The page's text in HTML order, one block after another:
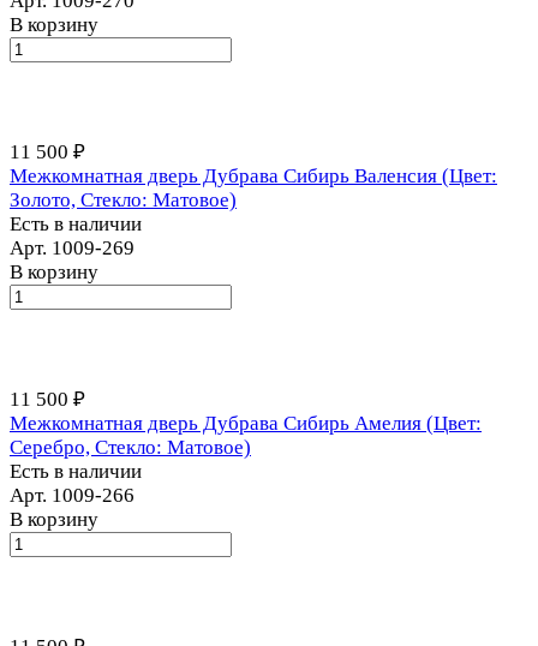
В корзину
11 500 ₽
Межкомнатная дверь Дубрава Сибирь Валенсия (Цвет:
Золото, Стекло: Матовое)
Есть в наличии
Арт. 1009-269
В корзину
11 500 ₽
Межкомнатная дверь Дубрава Сибирь Амелия (Цвет:
Серебро, Стекло: Матовое)
Есть в наличии
Арт. 1009-266
В корзину